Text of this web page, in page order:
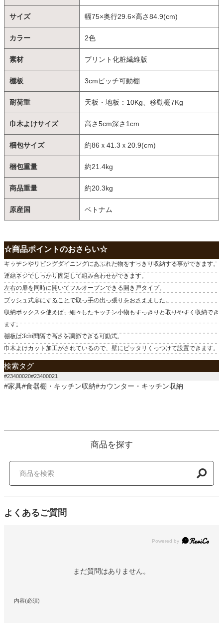
サイズ 幅75×奥行29.6×高さ84.9(cm)
カラー 2色
素材 プリント化粧繊維版
棚板 3cmピッチ可動棚
耐荷重 天板・地板：10Kg、移動棚7Kg
巾木よけサイズ 高さ5cm深さ1cm
梱包サイズ 約86ｘ41.3ｘ20.9(cm)
梱包重量 約21.4kg
商品重量 約20.3kg
原産国 ベトナム
☆商品ポイントのおさらい☆
キッチンやリビングダイニングにあふれた物をすっきり収納する事ができます。
連結ネジでしっかり固定して組み合わせができます。
左右の扉を同時に開いてフルオープンできる開き戸タイプ。
プッシュ式扉にすることで取っ手の出っ張りをおさえました。
収納ボックスを使えば、細々したキッチン小物もすっきりと取りやすく収納でき
ます。
棚板は3cm間隔で高さを調節できる可動式。
巾木よけカット加工がされているので、壁にピッタリくっつけて設置できます。
検索タグ
#23400020#23400021
#家具#食器棚・キッチン収納#カウンター・キッチン収納
商品を探す
よくあるご質問
Powered by
まだ質問はありません。
内容(必須)